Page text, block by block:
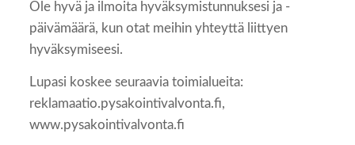
Ole hyvä ja ilmoita hyväksymistunnuksesi ja -
päivämäärä, kun otat meihin yhteyttä liittyen
hyväksymiseesi.
Lupasi koskee seuraavia toimialueita:
reklamaatio.pysakointivalvonta.fi,
www.pysakointivalvonta.fi